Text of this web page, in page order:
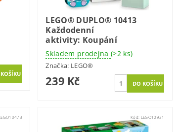
LEGO® DUPLO® 10413
Každodenní
aktivity: Koupání
Skladem prodejna (>2 ks)
Značka: LEGO®
239 Kč
Kód: LEGO10931